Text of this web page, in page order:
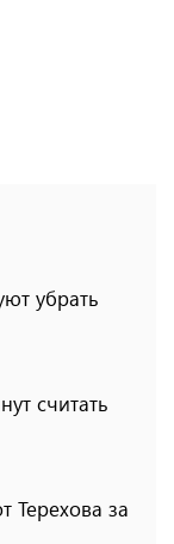
убрать
считать
Терехова за